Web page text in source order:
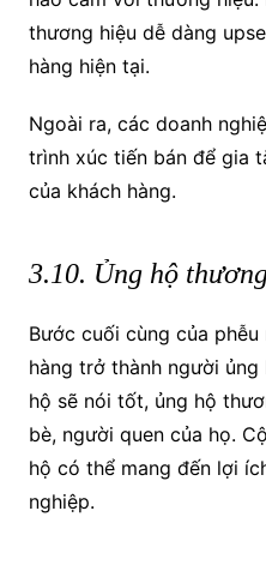
thương hiệu dễ dàng
hàng hiện tại.
Ngoài ra, các doanh
trình xúc tiến bán để gia
của khách hàng.
3.10. Ủng hộ
Bước cuối cùng của
hàng trở thành người
hộ sẽ nói tốt, ủng hộ
bè, người quen của họ.
hộ có thể mang đến lợi
nghiệp.